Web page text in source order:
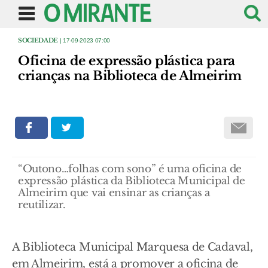
SOCIEDADE | 17-09-2023 07:00
Oficina de expressão plástica para
crianças na Biblioteca de Almeirim
“Outono…folhas com sono” é uma oficina de
expressão plástica da Biblioteca Municipal de
Almeirim que vai ensinar as crianças a
reutilizar.
A Biblioteca Municipal Marquesa de Cadaval,
em Almeirim, está a promover a oficina de